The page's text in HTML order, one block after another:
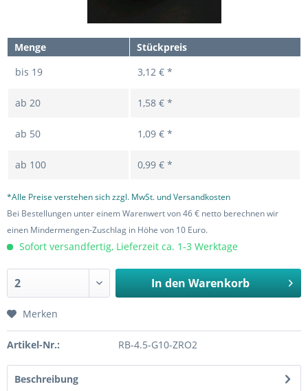
Menge
Stückpreis
bis 19 3,12 € *
ab 20 1,58 € *
ab 50 1,09 € *
ab 100 0,99 € *
*Alle Preise verstehen sich zzgl. MwSt. und Versandkosten
Bei Bestellungen unter einem Warenwert von 46 € netto berechnen wir
einen Mindermengen-Zuschlag in Höhe von 10 Euro.
Sofort versandfertig, Lieferzeit ca. 1-3 Werktage
In den Warenkorb
Merken
Artikel-Nr.: RB-4.5-G10-ZRO2
Beschreibung